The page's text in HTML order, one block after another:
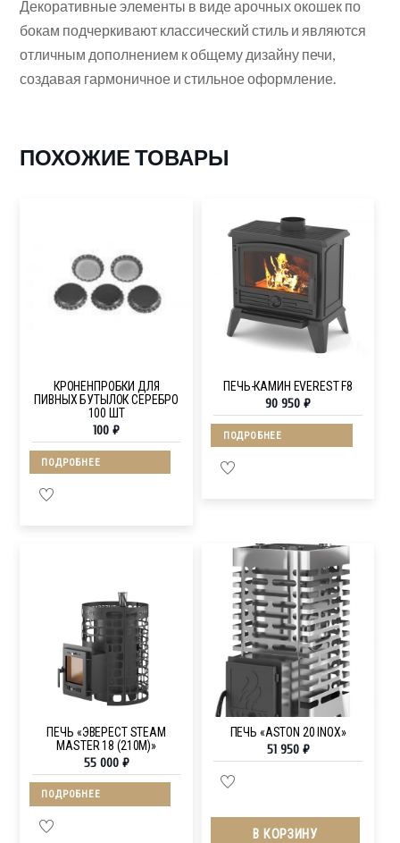
Декоративные элементы в виде арочных окошек по
бокам подчеркивают классический стиль и являются
отличным дополнением к общему дизайну печи,
создавая гармоничное и стильное оформление.
ПОХОЖИЕ ТОВАРЫ
КРОНЕНПРОБКИ ДЛЯ
ПИВНЫХ БУТЫЛОК СЕРЕБРО
100 ШТ
100₽
ПОДРОБНЕЕ
ПЕЧЬ-КАМИН EVEREST F8
90 950₽
ПОДРОБНЕЕ
ПЕЧЬ «ЭВЕРЕСТ STEAM
MASTER 18 (210M)»
55 000 ₽
ПОДРОБНЕЕ
ПЕЧЬ «ASTON 20 INOX»
51 950 ₽
В КОРЗИНУ